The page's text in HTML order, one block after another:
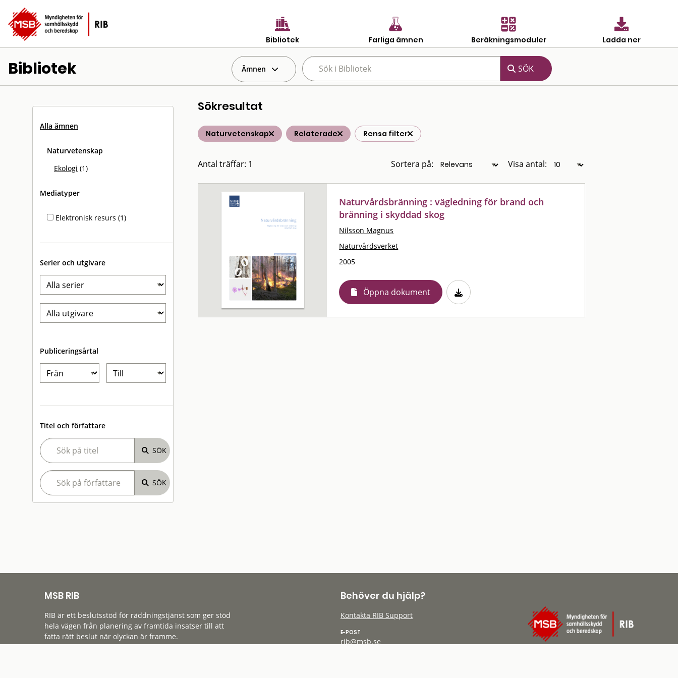
Bibliotek Farliga ämnen Beräkningsmoduler Ladda ner
Bibliotek Ämnen
Alla ämnen
Naturvetenskap
Ekologi (1)
Mediatyper
Elektronisk resurs (1)
Serier och utgivare
Publiceringsårtal
Titel och författare
Sökresultat
Naturvetenskap Relaterade Rensa filter
Antal träffar: 1 Sortera på: Visa antal:
Naturvårdsbränning : vägledning för brand och
bränning i skyddad skog
Nilsson Magnus
Naturvårdsverket
2005
Öppna dokument
MSB RIB
RIB är ett beslutsstöd för räddningstjänst som ger stöd
hela vägen från planering av framtida insatser till att
fatta rätt beslut när olyckan är framme.
Behöver du hjälp?
Kontakta RIB Support
E-POST
rib@msb.se